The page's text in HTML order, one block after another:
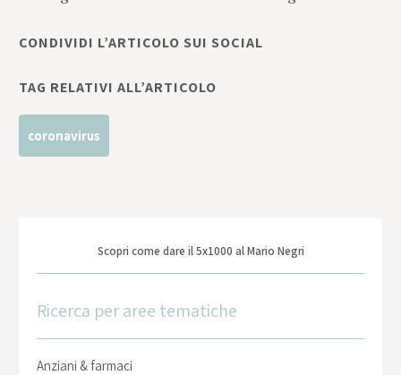
CONDIVIDI L’ARTICOLO SUI SOCIAL
TAG RELATIVI ALL’ARTICOLO
coronavirus
Scopri come dare il 5x1000 al Mario Negri
Ricerca per aree tematiche
Anziani & farmaci